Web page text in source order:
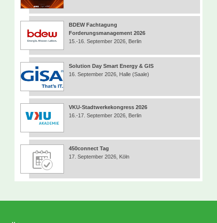
BDEW Fachtagung
Forderungsmanagement 2026
15.-16. September 2026, Berlin
Solution Day Smart Energy & GIS
16. September 2026, Halle (Saale)
VKU-Stadtwerkekongress 2026
16.-17. September 2026, Berlin
450connect Tag
17. September 2026, Köln